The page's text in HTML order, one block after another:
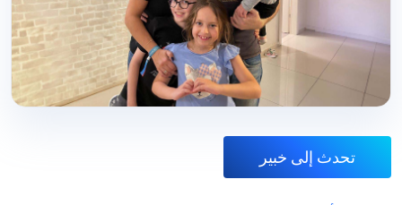
تحدث إلى خبير